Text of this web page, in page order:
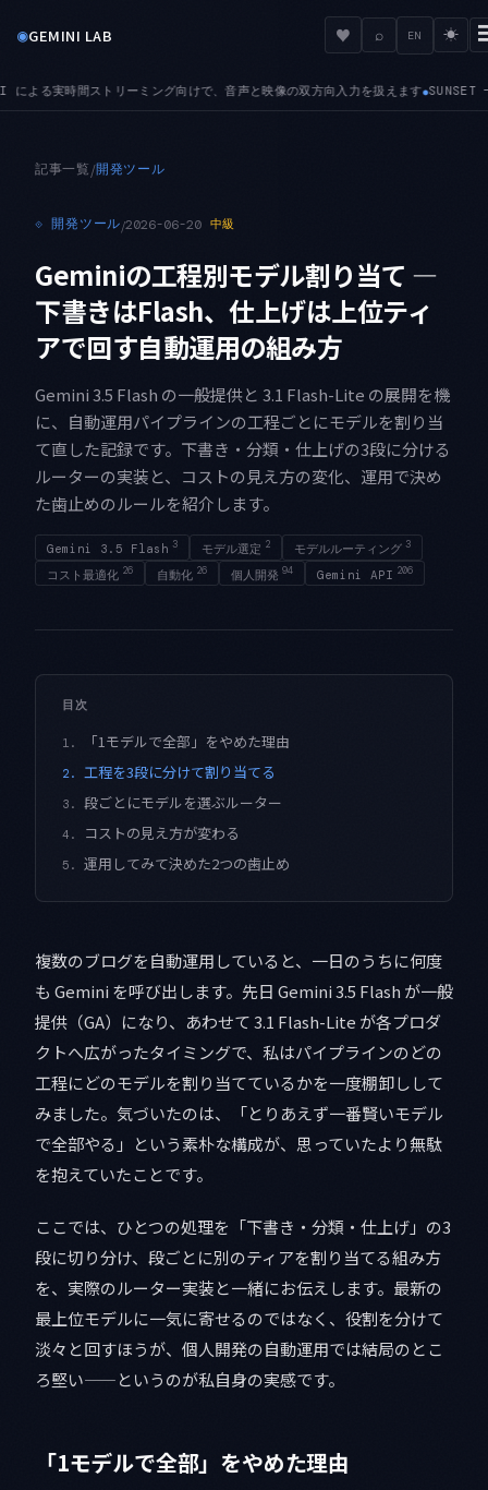
◉GEMINI LAB ♥ ⌕ EN ☀
方向入力を扱えます●SUNSET — 停止日が近づいています。8月17日に
記事一覧/開発ツール
⟐ 開発ツール/2026-06-20 中級
Geminiの工程別モデル割り当て —
下書きはFlash、仕上げは上位ティ
アで回す自動運用の組み方
Gemini 3.5 Flash の一般提供と 3.1 Flash-Lite の展開を機
に、自動運用パイプラインの工程ごとにモデルを割り当
て直した記録です。下書き・分類・仕上げの3段に分ける
ルーターの実装と、コストの見え方の変化、運用で決め
た歯止めのルールを紹介します。
Gemini 3.5 Flash 3 モデル選定 2 モデルルーティング 3
コスト最適化 26 自動化 26 個人開発 94 Gemini API 206
目次
1. 「1モデルで全部」をやめた理由
2. 工程を3段に分けて割り当てる
3. 段ごとにモデルを選ぶルーター
4. コストの見え方が変わる
5. 運用してみて決めた2つの歯止め
複数のブログを自動運用していると、一日のうちに何度
も Gemini を呼び出します。先日 Gemini 3.5 Flash が一般
提供（GA）になり、あわせて 3.1 Flash-Lite が各プロダ
クトへ広がったタイミングで、私はパイプラインのどの
工程にどのモデルを割り当てているかを一度棚卸しして
みました。気づいたのは、「とりあえず一番賢いモデル
で全部やる」という素朴な構成が、思っていたより無駄
を抱えていたことです。
ここでは、ひとつの処理を「下書き・分類・仕上げ」の3
段に切り分け、段ごとに別のティアを割り当てる組み方
を、実際のルーター実装と一緒にお伝えします。最新の
最上位モデルに一気に寄せるのではなく、役割を分けて
淡々と回すほうが、個人開発の自動運用では結局のとこ
ろ堅い——というのが私自身の実感です。
「1モデルで全部」をやめた理由